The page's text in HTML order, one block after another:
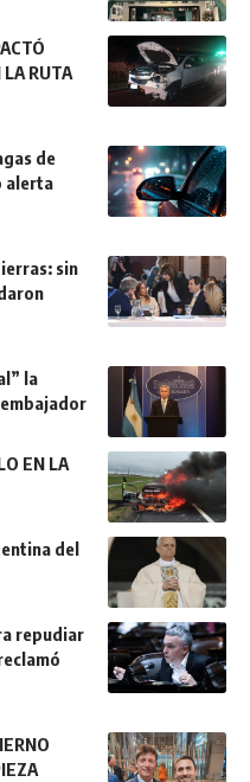
LA RUTA
de
alerta
sin
la
EN LA
del
repudiar